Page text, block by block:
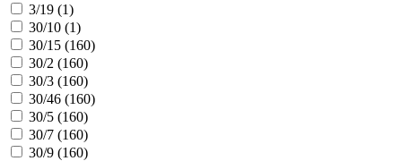
3/19 (1)
30/10 (1)
30/15 (160)
30/2 (160)
30/3 (160)
30/46 (160)
30/5 (160)
30/7 (160)
30/9 (160)